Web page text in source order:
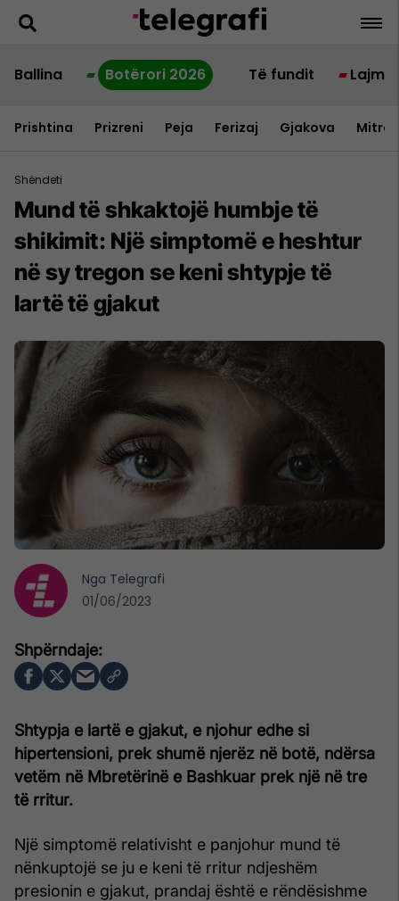
Ballina Botërori 2026 Të fundit Lajme
Prishtina Prizreni Peja Ferizaj Gjakova
Shëndeti
Mund të shkaktojë humbje të
shikimit: Një simptomë e heshtur
në sy tregon se keni shtypje të
lartë të gjakut
Shtypja e lartë e gjakut, e njohur edhe si
hipertensioni, prek shumë njerëz në botë, ndërsa
vetëm në Mbretërinë e Bashkuar prek një në tre
të rritur.
Një simptomë relativisht e panjohur mund të
nënkuptojë se ju e keni të rritur ndjeshëm
presionin e gjakut, prandaj është e rëndësishme
Nga Telegrafi
01/06/2023